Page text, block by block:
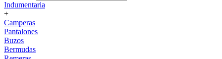
Indumentaria
+
Camperas
Pantalones
Buzos
Bermudas